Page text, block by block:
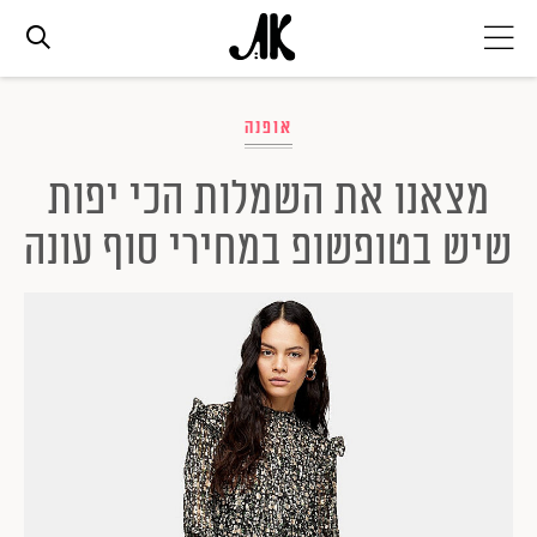
אג׳נדה
אופנה
סלבס
ערוצים נוספים
המגזין
אופנה
מצאנו את השמלות הכי יפות
שיש בטופשופ במחירי סוף עונה